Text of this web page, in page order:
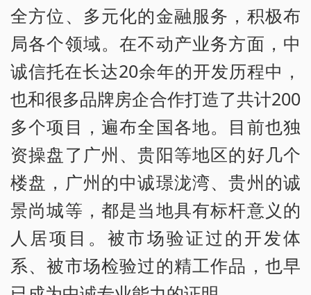
全方位、多元化的金融服务，积极布
局各个领域。在不动产业务方面，中
诚信托在长达20余年的开发历程中，
也和很多品牌房企合作打造了共计200
多个项目，遍布全国各地。目前也独
资操盘了广州、贵阳等地区的好几个
楼盘，广州的中诚璟泷湾、贵州的诚
景尚城等，都是当地具有标杆意义的
人居项目。被市场验证过的开发体
系、被市场检验过的精工作品，也早